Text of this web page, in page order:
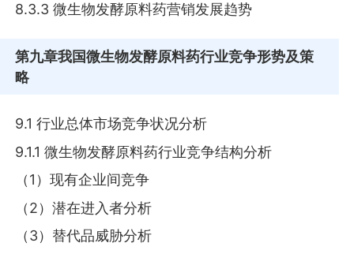
8.3.3 微生物发酵原料药营销发展趋势
第九章我国微生物发酵原料药行业竞争形势及策
略
9.1 行业总体市场竞争状况分析
9.1.1 微生物发酵原料药行业竞争结构分析
（1）现有企业间竞争
（2）潜在进入者分析
（3）替代品威胁分析